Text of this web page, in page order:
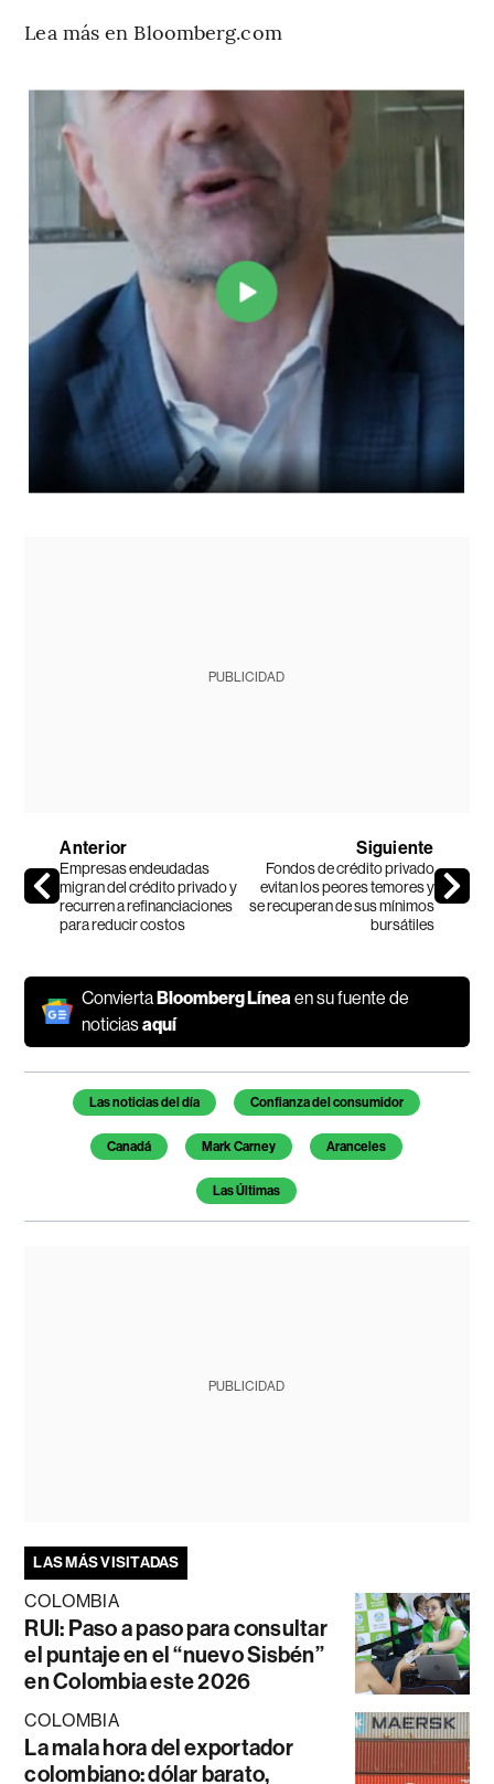
Lea más en Bloomberg.com
PUBLICIDAD
Anterior
Empresas endeudadas
migran del crédito privado y
recurren a refinanciaciones
para reducir costos
Siguiente
Fondos de crédito privado
evitan los peores temores y
se recuperan de sus mínimos
bursátiles
ConviertaBloomberg Línea en su fuente de
noticiasaquí
Temas de este artículo
Las noticias del día Confianza del consumidor
Canadá Mark Carney Aranceles
Las Últimas
PUBLICIDAD
LAS MÁS VISITADAS
COLOMBIA
RUI: Paso a paso para consultar
el puntaje en el “nuevo Sisbén”
en Colombia este 2026
COLOMBIA
La mala hora del exportador
colombiano: dólar barato,